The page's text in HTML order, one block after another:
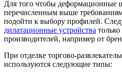
Для того чтобы деформационные
перечисленным выше
подойти к выбору профилей.
дилатационные устройства
производителей, например от
При отделке торгово-
используются следующие типы: